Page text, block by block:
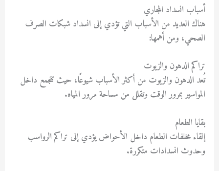
أسباب انسداد المجاري
هناك العديد من الأسباب التي تؤدي إلى انسداد شبكات الصرف
الصحي، ومن أهمها:
تراكم الدهون والزيوت
تُعد الدهون والزيوت من أكثر الأسباب شيوعًا، حيث تتجمع داخل
المواسير بمرور الوقت وتقلل من مساحة مرور المياه.
بقايا الطعام
إلقاء مخلفات الطعام داخل الأحواض يؤدي إلى تراكم الرواسب
وحدوث انسدادات متكررة.